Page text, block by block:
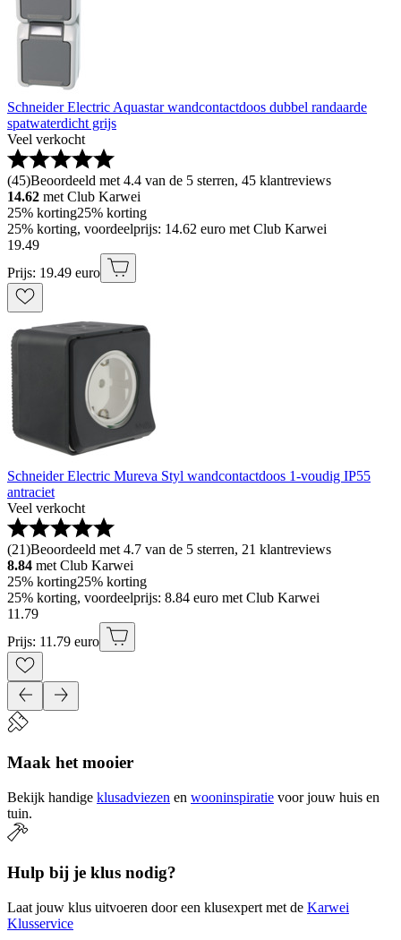
Schneider Electric Aquastar wandcontactdoos dubbel randaarde
spatwaterdicht grijs
Veel verkocht
(45)Beoordeeld met 4.4 van de 5 sterren, 45 klantreviews
14.62 met Club Karwei
25% korting25% korting
25% korting, voordeelprijs: 14.62 euro met Club Karwei
19.49
Prijs: 19.49 euro
Schneider Electric Mureva Styl wandcontactdoos 1-voudig IP55
antraciet
Veel verkocht
(21)Beoordeeld met 4.7 van de 5 sterren, 21 klantreviews
8.84 met Club Karwei
25% korting25% korting
25% korting, voordeelprijs: 8.84 euro met Club Karwei
11 .79
Prijs: 11.79 euro
Maak het mooier
Bekijk handige klusadviezen en wooninspiratie voor jouw huis en
tuin.
Hulp bij je klus nodig?
Laat jouw klus uitvoeren door een klusexpert met de Karwei
Klusservice